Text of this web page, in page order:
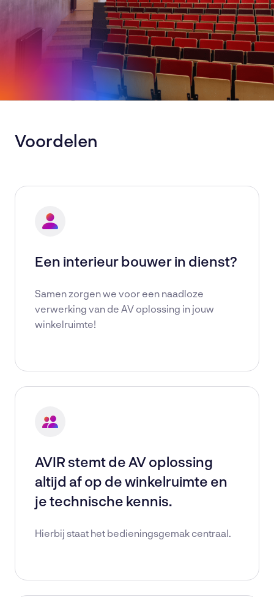
Voordelen
Een interieur bouwer in dienst?
Samen zorgen we voor een naadloze
verwerking van de AV oplossing in jouw
winkelruimte!
AVIR stemt de AV oplossing
altijd af op de winkelruimte en
je technische kennis.
Hierbij staat het bedieningsgemak centraal.